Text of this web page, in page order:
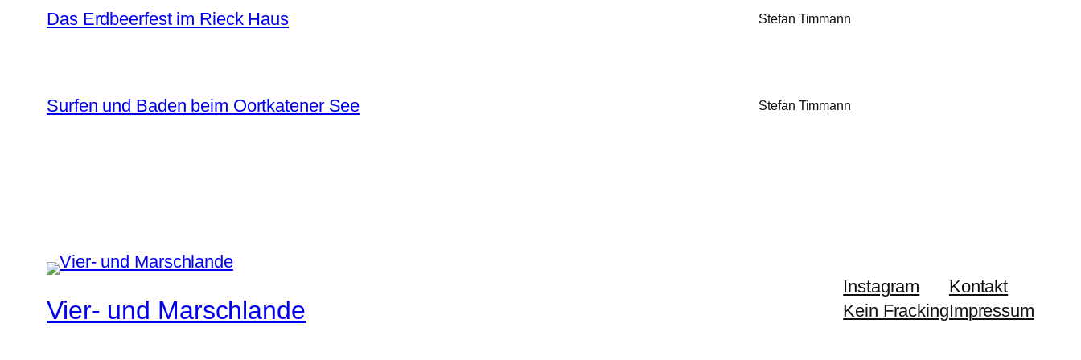
Das Erdbeerfest im Rieck Haus Stefan Timmann
Surfen und Baden beim Oortkatener See Stefan Timmann
Vier- und Marschlande
Instagram
Kein Fracking
Kontakt
Impressum